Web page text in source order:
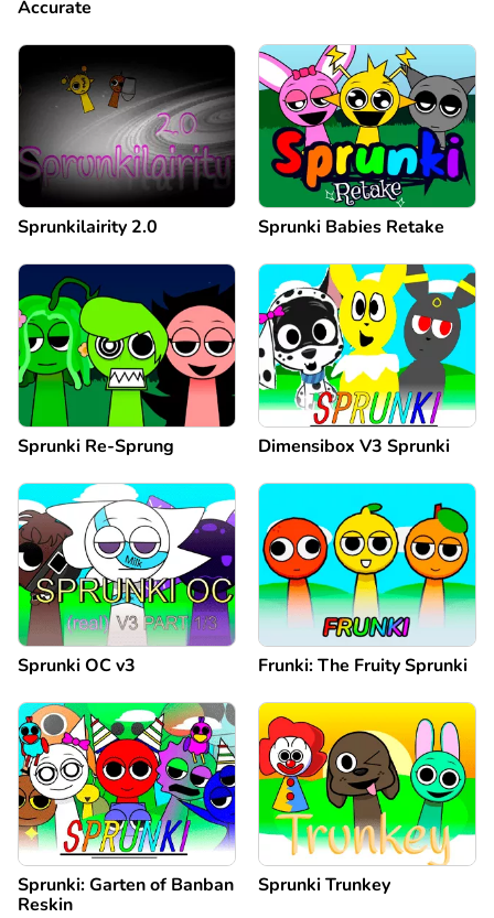
Accurate
Sprunkilairity 2.0 Sprunki Babies Retake
Sprunki Re-Sprung Dimensibox V3 Sprunki
Sprunki OC v3 Frunki: The Fruity Sprunki
Sprunki: Garten of Banban
Reskin
Sprunki Trunkey